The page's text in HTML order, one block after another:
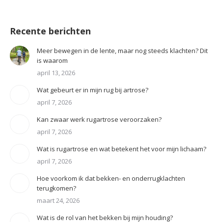
Recente berichten
Meer bewegen in de lente, maar nog steeds klachten? Dit
is waarom
april 13, 2026
Wat gebeurt er in mijn rug bij artrose?
april 7, 2026
Kan zwaar werk rugartrose veroorzaken?
april 7, 2026
Wat is rugartrose en wat betekent het voor mijn lichaam?
april 7, 2026
Hoe voorkom ik dat bekken- en onderrugklachten
terugkomen?
maart 24, 2026
Wat is de rol van het bekken bij mijn houding?